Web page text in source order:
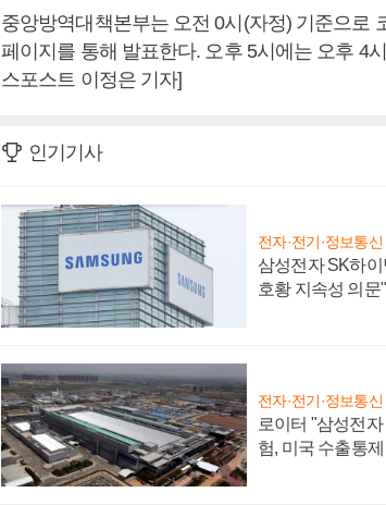
중앙방역대책본부는 오전 0시(자정) 기준으로
페이지를 통해 발표한다. 오후 5시에는 오후 4
스포스트 이정은 기자]
인기기사
전자·전기·정보통신
삼성전자 SK하
호황 지속성 의문"
전자·전기·정보통신
로이터 "삼성전
험, 미국 수출통